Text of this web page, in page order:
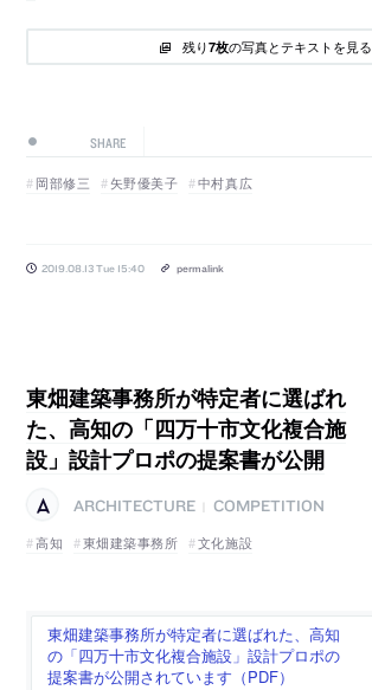
残り7枚の写真とテキストを見る
SHARE
岡部修三 矢野優美子 中村真広
2019.08.13 Tue 15:40 permalink
東畑建築事務所が特定者に選ばれ
た、高知の「四万十市文化複合施
設」設計プロポの提案書が公開
ARCHITECTURE
COMPETITION
高知
東畑建築事務所 文化施設
東畑建築事務所が特定者に選ばれた、高知
の「四万十市文化複合施設」設計プロポの
提案書が公開されています（PDF）